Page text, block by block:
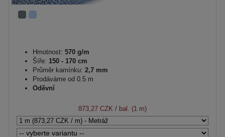
Hmotnost: 570 g/m
Šíře: 150 - 170 cm
Průměr kamínku: 2,7 mm
Prodáváme od 0.5 m
Oděvní
873,27 CZK / bal. (1 m)